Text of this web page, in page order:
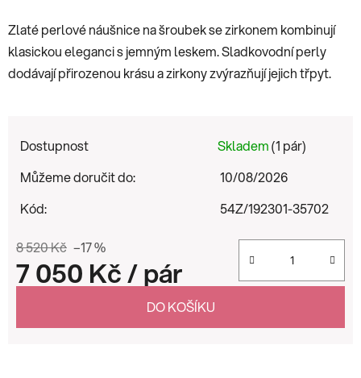
Zlaté perlové náušnice na šroubek se zirkonem kombinují
klasickou eleganci s jemným leskem. Sladkovodní perly
dodávají přirozenou krásu a zirkony zvýrazňují jejich třpyt.
Dostupnost Skladem(1 pár)
Můžeme doručit do:
10/08/2026
Kód:
54Z/192301-35702
8 520 Kč –17 %
7 050 Kč/ pár
DO KOŠÍKU